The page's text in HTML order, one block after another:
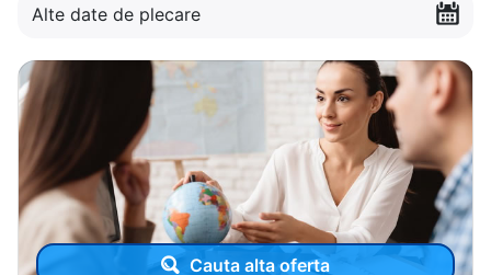
Alte date de plecare
Cauta alta oferta